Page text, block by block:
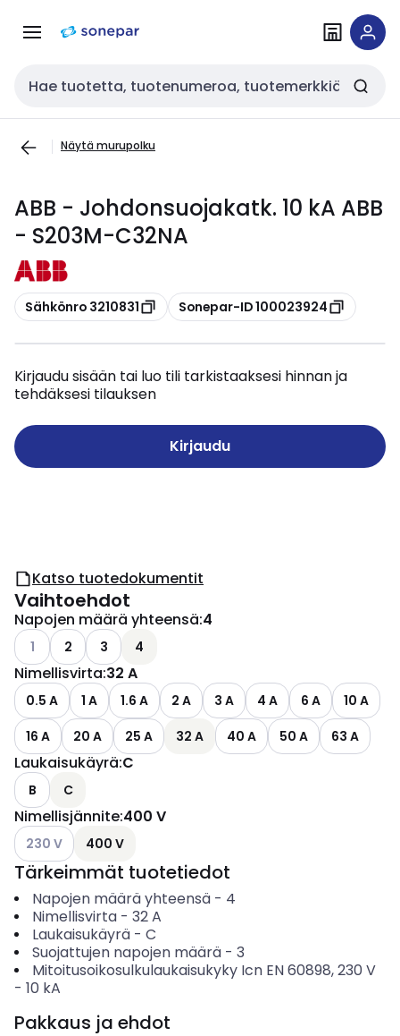
navigointiinsisältöön
Haku
Näytä murupolku
ABB - Johdonsuojakatk. 10 kA ABB
- S203M-C32NA
Kopioi
Sähkönro 3210831 Kopioi
Sonepar-ID 100023924
Kirjaudu sisään tai luo tili tarkistaaksesi hinnan ja
tehdäksesi tilauksen
Kirjaudu
Katso tuotedokumentit
Vaihtoehdot
Napojen määrä yhteensä:4
Katso käytettävissä olevat vaihtoehdot
1 2 3 4
Nimellisvirta:32 A
0.5 A 1 A 1.6 A 2 A 3 A 4 A 6 A
10 A
16 A
20 A 25 A 32 A 40 A 50 A 63 A
Laukaisukäyrä:C
B C
Nimellisjännite:400 V
Katso käytettävissä olevat vaihtoehdot
230 V 400 V
Tärkeimmät tuotetiedot
Napojen määrä yhteensä- 4
Nimellisvirta- 32A
Laukaisukäyrä- C
Suojattujen napojen määrä- 3
Mitoitusoikosulkulaukaisukyky Icn EN 60898, 230 V
- 10 kA
Pakkaus ja ehdot